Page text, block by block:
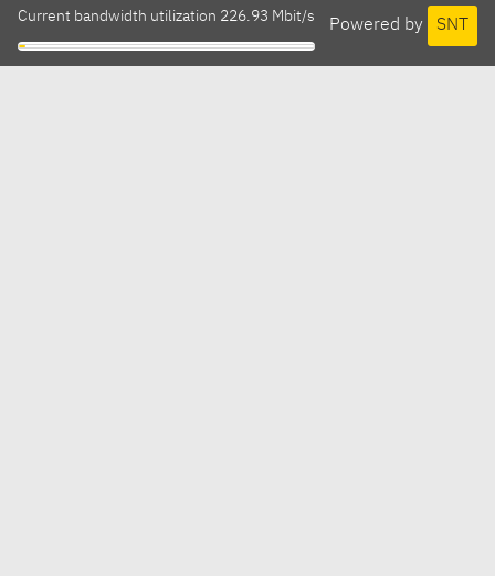
Powered by SNT
Current bandwidth utilization 226.93 Mbit/s